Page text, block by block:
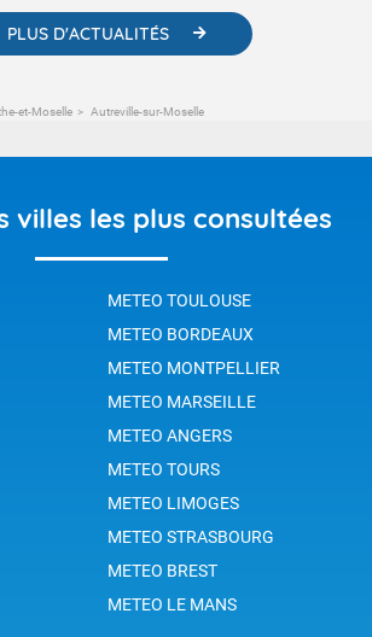
PLUS D'ACTUALITÉS
et-Moselle Autreville-sur-Moselle
villes les plus consultées
METEO TOULOUSE
METEO BORDEAUX
METEO MONTPELLIER
METEO MARSEILLE
METEO ANGERS
METEO TOURS
METEO LIMOGES
METEO STRASBOURG
METEO BREST
METEO LE MANS